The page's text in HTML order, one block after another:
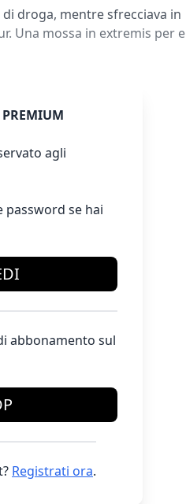
droga, mentre sfrecciava in
Una mossa in extremis per e
agli
password se hai
abbonamento sul
Registrati ora.